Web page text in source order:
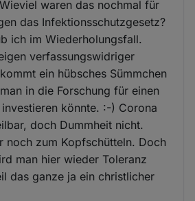
waren das nochmal für
das Infektionsschutzgesetz?
ich im Wiederholungsfall.
verfassungswidriger
ein hübsches Sümmchen
in die Forschung für einen
könnte. :-) Corona
doch Dummheit nicht.
noch zum Kopfschütteln. Doch
man hier wieder Toleranz
das ganze ja ein christlicher